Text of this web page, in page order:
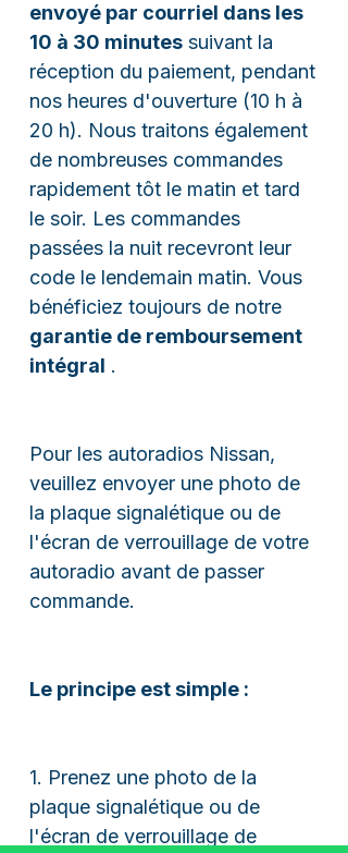
envoyé par courriel dans les
10 à 30 minutes suivant la
réception du paiement, pendant
nos heures d'ouverture (10 h à
20 h). Nous traitons également
de nombreuses commandes
rapidement tôt le matin et tard
le soir. Les commandes
passées la nuit recevront leur
code le lendemain matin. Vous
bénéficiez toujours de notre
garantie de remboursement
intégral .
Pour les autoradios Nissan,
veuillez envoyer une photo de
la plaque signalétique ou de
l'écran de verrouillage de votre
autoradio avant de passer
commande.
Le principe est simple :
1. Prenez une photo de la
plaque signalétique ou de
l'écran de verrouillage de